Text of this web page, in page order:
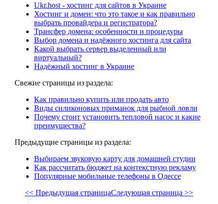
Ukr.host - хостинг для сайтов в Украине
Хостинг и домен: что это такое и как правильно
выбрать провайдера и регистратора?
Трансфер домена: особенности и процедуры
Выбор домена и надёжного хостинга для сайта
Какой выбрать сервер выделенный или
виртуальный?
Надёжный хостинг в Украине
Свежие страницы из раздела:
Как правильно купить или продать авто
Виды силиконовых приманок для рыбной ловли
Почему стоит установить тепловой насос и какие
преимущества?
Предыдущие страницы из раздела:
Выбираем звуковую карту для домашней студии
Как рассчитать бюджет на контекстную рекламу
Популярные мобильные телефоны в Одессе
<< Предыдущая страницаСледующая страница >>